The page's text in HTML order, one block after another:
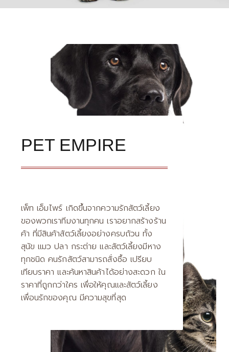
PET EMPIRE
เพ็ท เอ็มไพร์ เกิดขึ้นจากความรักสัตว์เลี้ยง
ของพวกเราทีมงานทุกคน เราอยากสร้างร้าน
ค้า ที่มีสินค้าสัตว์เลี้ยงอย่างครบถ้วนทั้ง
สุนัข แมว ปลา กระต่าย และสัตว์เลี้ยงมีหาง
ทุกชนิด คนรักสัตว์สามารถสั่งซื้อ เปรียบ
เทียบราคาและค้นหาสินค้าได้อย่างสะดวก ใน
ราคาที่ถูกกว่าใคร เพื่อให้คุณและสัตว์เลี้ยง
เพื่อนรักของคุณ มีความสุขที่สุด